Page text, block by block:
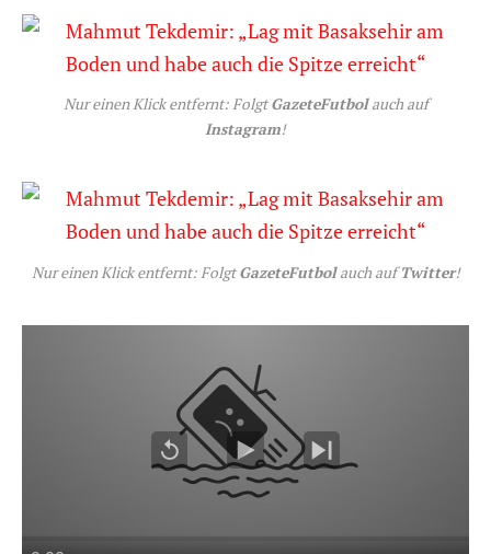
Nur einen Klick entfernt: FolgtGazeteFutbolauch auf
Instagram!
Nur einen Klick entfernt: FolgtGazeteFutbolauch aufTwitter!